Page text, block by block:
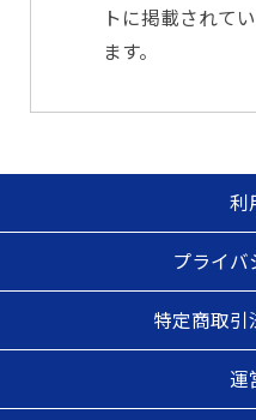
トに掲載されて
ます。
利
プライバ
特定商取
運